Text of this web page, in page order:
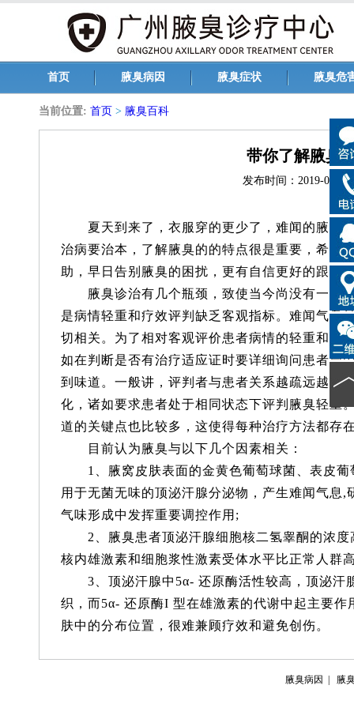
首页 腋臭病因 腋臭症状 腋臭危
当前位置: 首页 > 腋臭百科
带你了解腋臭
发布时间：2019-05-31
夏天到来了，衣服穿的更少了，难闻的腋臭
治病要治本，了解腋臭的的特点很是重要，希望
助，早日告别腋臭的困扰，更有自信更好的跟朋
腋臭诊治有几个瓶颈，致使当今尚没有一种
是病情轻重和疗效评判缺乏客观指标。难闻气息
切相关。为了相对客观评价患者病情的轻重和疗
如在判断是否有治疗适应证时要详细询问患者周
到味道。一般讲，评判者与患者关系越疏远越客
化，诸如要求患者处于相同状态下评判腋臭轻重
道的关键点也比较多，这使得每种治疗方法都存
目前认为腋臭与以下几个因素相关：
1、腋窝皮肤表面的金黄色葡萄球菌、表皮葡
用于无菌无味的顶泌汗腺分泌物，产生难闻气息
气味形成中发挥重要调控作用;
2、腋臭患者顶泌汗腺细胞核二氢睾酮的浓度
核内雄激素和细胞浆性激素受体水平比正常人群
3、顶泌汗腺中5α- 还原酶活性较高，顶泌汗
织，而5α- 还原酶I 型在雄激素的代谢中起主要
肤中的分布位置，很难兼顾疗效和避免创伤。
腋臭病因 腋